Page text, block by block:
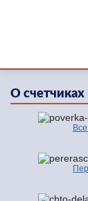
О счетчиках